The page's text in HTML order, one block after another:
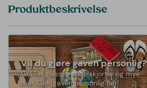
Produktbeskrivelse
Vil du gjøre gaven personlig?
Graver glass, trykk t-skjorter og mye
mer. Gjør gaven personlig her!